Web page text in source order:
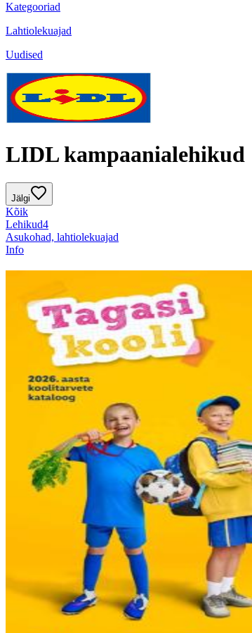
Kategooriad
Lahtiolekuajad
Uudised
LIDL kampaanialehikud
Jälgi
Kõik
Lehikud4
Asukohad, lahtiolekuajad
Info